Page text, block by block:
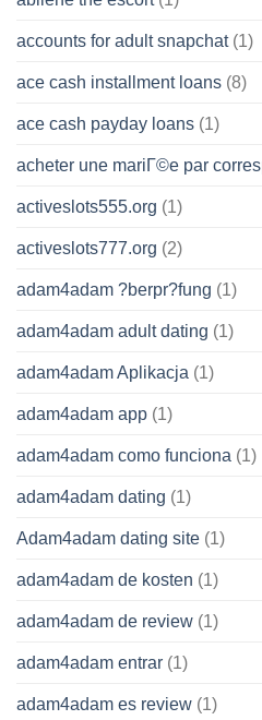
accounts for adult snapchat(1)
ace cash installment loans (8)
ace cash payday loans (1)
acheter une mariГ©e par
activeslots555.org (1)
activeslots777.org (2)
adam4adam ?berpr?fung (1)
adam4adam adult dating (1)
adam4adam Aplikacja (1)
adam4adam app (1)
adam4adam como funciona (1)
adam4adam dating (1)
Adam4adam dating site (1)
adam4adam de kosten (1)
adam4adam de review (1)
adam4adam entrar (1)
adam4adam es review (1)